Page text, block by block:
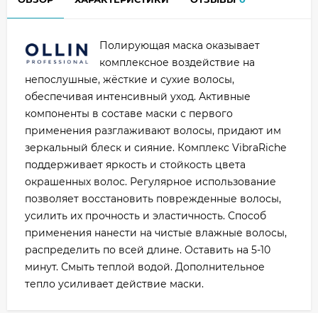
Полирующая маска оказывает
комплексное воздействие на
непослушные, жёсткие и сухие волосы,
обеспечивая интенсивный уход. Активные
компоненты в составе маски с первого
применения разглаживают волосы, придают им
зеркальный блеск и сияние. Комплекс VibraRiche
поддерживает яркость и стойкость цвета
окрашенных волос. Регулярное использование
позволяет восстановить поврежденные волосы,
усилить их прочность и эластичность. Способ
применения нанести на чистые влажные волосы,
распределить по всей длине. Оставить на 5-10
минут. Смыть теплой водой. Дополнительное
тепло усиливает действие маски.